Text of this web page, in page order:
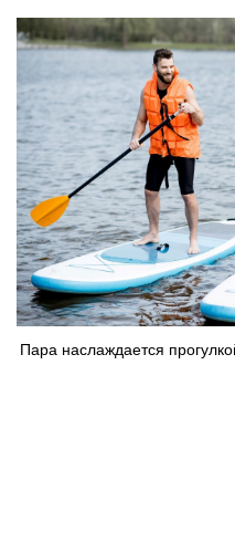
Пара наслаждается